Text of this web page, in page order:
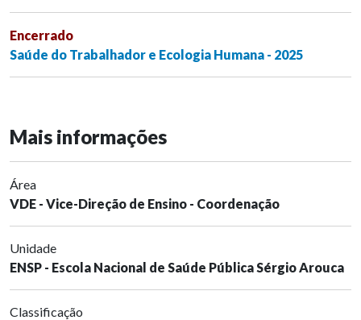
Encerrado
Saúde do Trabalhador e Ecologia Humana - 2025
Mais informações
Área
VDE - Vice-Direção de Ensino - Coordenação
Unidade
ENSP - Escola Nacional de Saúde Pública Sérgio Arouca
Classificação